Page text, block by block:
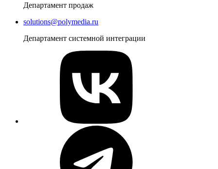
Департамент продаж
solutions@polymedia.ru
Департамент системной интеграции